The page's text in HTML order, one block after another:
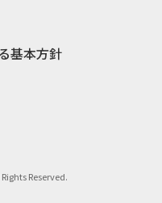
基本方針
Reserved.